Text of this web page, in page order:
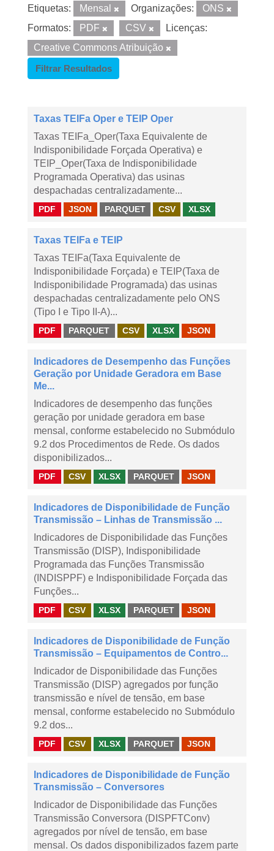
Etiquetas: Mensal Organizações:
ONS
Formatos:
PDF CSV
Licenças:
Creative Commons Atribuição
Filtrar Resultados
Taxas TEIFa Oper e TEIP Oper
Taxas TEIFa_Oper(Taxa Equivalente de
Indisponibilidade Forçada Operativa) e
TEIP_Oper(Taxa de Indisponibilidade
Programada Operativa) das usinas
despachadas centralizadamente...
PDF JSON PARQUET CSV XLSX
Taxas TEIFa e TEIP
Taxas TEIFa(Taxa Equivalente de
Indisponibilidade Forçada) e TEIP(Taxa de
Indisponibilidade Programada) das usinas
despachadas centralizadamente pelo ONS
(Tipo I e Tipo II-A)...
PDF PARQUET CSV XLSX JSON
Indicadores de Desempenho das Funções
Geração por Unidade Geradora em Base
Me...
Indicadores de desempenho das funções
geração por unidade geradora em base
mensal, conforme estabelecido no Submódulo
9.2 dos Procedimentos de Rede. Os dados
disponibilizados...
PDF CSV XLSX PARQUET JSON
Indicadores de Disponibilidade de Função
Transmissão – Linhas de Transmissão ...
Indicadores de Disponibilidade das Funções
Transmissão (DISP), Indisponibilidade
Programada das Funções Transmissão
(INDISPPF) e Indisponibilidade Forçada das
Funções...
PDF CSV XLSX PARQUET JSON
Indicadores de Disponibilidade de Função
Transmissão – Equipamentos de Contro...
Indicador de Disponibilidade das Funções
Transmissão (DISP) agregados por função
transmissão e nível de tensão, em base
mensal, conforme estabelecido no Submódulo
9.2 dos...
PDF CSV XLSX PARQUET JSON
Indicadores de Disponibilidade de Função
Transmissão – Conversores
Indicador de Disponibilidade das Funções
Transmissão Conversora (DISPFTConv)
agregados por nível de tensão, em base
mensal. Os dados disponibilizados fazem parte